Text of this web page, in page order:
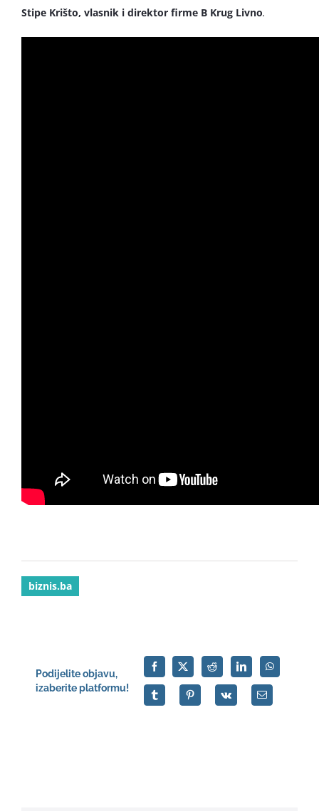
Stipe Krišto, vlasnik i direktor firme B Krug Livno.
biznis.ba
Podijelite objavu,
izaberite platformu!